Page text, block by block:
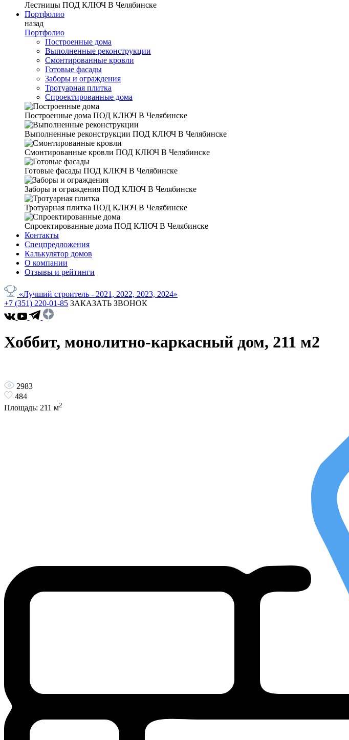
Лестницы ПОД КЛЮЧ В Челябинске
Портфолио
назад
Портфолио
Построенные дома
Выполненные реконструкции
Смонтированные кровли
Готовые фасады
Заборы и ограждения
Тротуарная плитка
Спроектированные дома
Построенные дома ПОД КЛЮЧ В Челябинске
Выполненные реконструкции ПОД КЛЮЧ В Челябинске
Смонтированные кровли ПОД КЛЮЧ В Челябинске
Готовые фасады ПОД КЛЮЧ В Челябинске
Заборы и ограждения ПОД КЛЮЧ В Челябинске
Тротуарная плитка ПОД КЛЮЧ В Челябинске
Спроектированные дома ПОД КЛЮЧ В Челябинске
Контакты
Спецпредложения
Калькулятор домов
О компании
Отзывы и рейтинги
«Лучший строитель - 2021, 2022, 2023, 2024»
+7 (351) 220-01-85 ЗАКАЗАТЬ ЗВОНОК
Хоббит, монолитно-каркасный дом, 211 м2
2983
484
Площадь: 211 м2